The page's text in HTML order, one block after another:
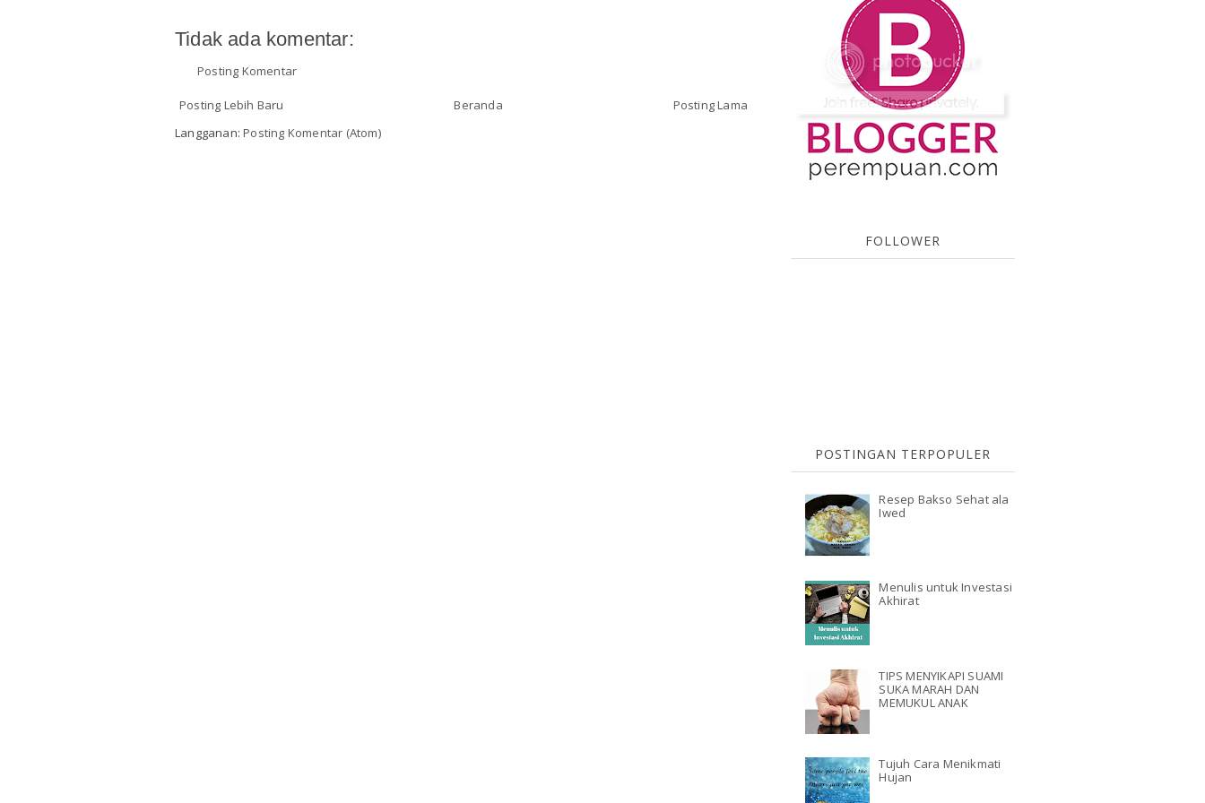
Tidak ada komentar:
Posting Komentar
Posting Lebih Baru Posting Lama
Beranda
Langganan:Posting Komentar (Atom)
FOLLOWER
POSTINGAN TERPOPULER
Resep Bakso Sehat ala
Iwed
Menulis untuk Investasi
Akhirat
TIPS MENYIKAPI SUAMI
SUKA MARAH DAN
MEMUKUL ANAK
Tujuh Cara Menikmati
Hujan